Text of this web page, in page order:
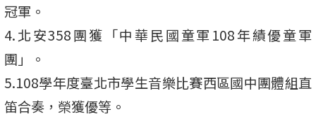
冠軍。
4.北安358團獲「中華民國童軍108年績優童軍
團」。
5.108學年度臺北市學生音樂比賽西區國中團體組直
笛合奏，榮獲優等。